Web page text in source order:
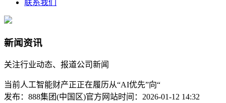
联系我们
新闻资讯
关注行业动态、报道公司新闻
当前人工智能财产正正在履历从“AI优先”向“
发布：888集团(中国区)官方网站时间：2026-01-12 14:32